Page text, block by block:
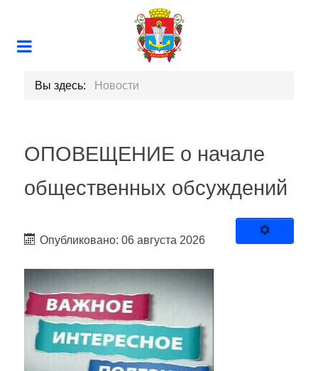
Вы здесь: Новости
ОПОВЕЩЕНИЕ о начале
общественных обсуждений
Опубликовано: 06 августа 2026